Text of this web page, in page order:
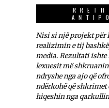
Nisi si një projekt për
realizimin e tij
media. Rezultati
lexuesit më shkruanin
ndryshe nga ajo që
ndërkohë që shkrimet
hiqeshin nga